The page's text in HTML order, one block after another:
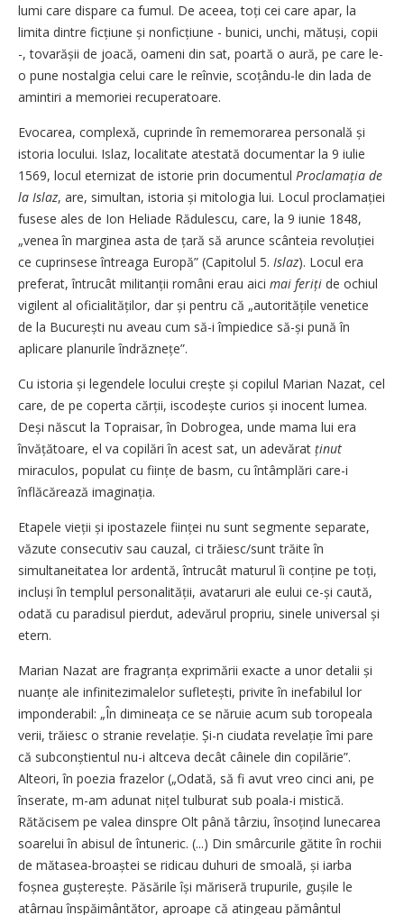
lumi care dispare ca fumul. De aceea, toți cei care apar, la
limita dintre ficțiune și nonficțiune - bunici, unchi, mătuși, copii
-, tovarășii de joacă, oameni din sat, poartă o aură, pe care le-
o pune nostalgia celui care le reînvie, scoțându-le din lada de
amintiri a memoriei recuperatoare.
Evocarea, complexă, cuprinde în rememorarea personală și
istoria locului. Islaz, localitate atestată documentar la 9 iulie
1569, locul eternizat de istorie prin documentul Procla­mația de
la Islaz, are, simultan, istoria și mitologia lui. Locul proclamației
fusese ales de Ion Heliade Rădulescu, care, la 9 iunie 1848,
„venea în marginea asta de țară să arunce scânteia revoluției
ce cuprinsese întreaga Europă” (Capitolul 5. Islaz). Locul era
preferat, întrucât militanții români erau aici mai feriți de ochiul
vigilent al oficialităților, dar și pentru că „autoritățile venetice
de la București nu aveau cum să-i împiedice să-și pună în
aplicare planurile îndrăznețe”.
Cu istoria și legendele locului crește și copilul Marian Nazat, cel
care, de pe coperta cărții, iscodește curios și inocent lumea.
Deși născut la Topraisar, în Dobrogea, unde mama lui era
învățătoare, el va copilări în acest sat, un adevărat ținut
miraculos, populat cu ființe de basm, cu întâmplări care-i
înflăcărează imaginația.
Etapele vieții și ipostazele ființei nu sunt segmente separate,
văzute consecutiv sau cauzal, ci trăiesc/sunt trăite în
simultaneitatea lor ardentă, întrucât maturul îi conține pe toți,
incluși în templul personalității, avataruri ale eului ce-și caută,
odată cu paradisul pierdut, adevărul propriu, sinele universal și
etern.
Marian Nazat are fragranța exprimării exacte a unor detalii și
nuanțe ale infinitezima­lelor sufletești, privite în inefabilul lor
imponderabil: „În dimineața ce se năruie acum sub toropeala
verii, trăiesc o stranie revelație. Și-n ciudata revelație îmi pare
că sub­conș­tientul nu-i altceva decât câinele din copilărie”.
Alteori, în poezia frazelor („Odată, să fi avut vreo cinci ani, pe
înserate, m-am adunat nițel tulburat sub poala-i mistică.
Rătăcisem pe valea dinspre Olt până târziu, însoțind lunecarea
soarelui în abisul de întuneric. (...) Din smârcurile gătite în rochii
de mătasea-broaștei se ridicau duhuri de smoală, și iarba
foșnea gușterește. Păsările își măriseră trupurile, gușile le
atârnau înspăimântător, aproape că atingeau pământul